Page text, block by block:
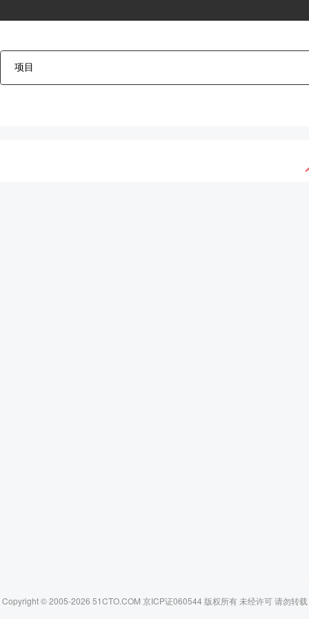
Copyright © 2005-2026 51CTO.COM 京ICP证060544 版权所有 未经许可 请勿转载